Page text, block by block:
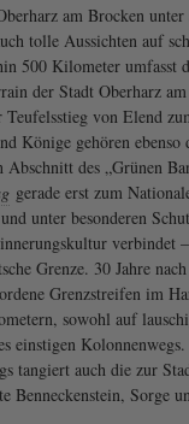
am Brocken unter
tolle Aussichten auf
500 Kilometer umfasst
der Stadt Oberharz
Teufelsstieg von Elend
Könige gehören ebenso
des „Grünen
gerade erst zum
unter besonderen
verbindet
Grenze. 30 Jahre
Grenzstreifen im
sowohl auf
einstigen
tangiert auch die zur
Benneckenstein, Sorge